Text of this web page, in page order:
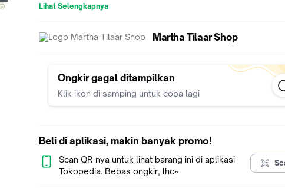
Dengan Centella Asiatica Extract dan Salicyclic Acid.
Asiatica Extract (Ekstrak Pegagan) dan Sulfur untuk membantu
membantu mengurangi jerawat serta merawat kulit
secara intensif.
Rasakan Manfaat Pegagan pada Rangkaian Sariayu Acne Care
Pegagan berperan penting dalam mengurangi tanda-tanda
signifikan pada peningkatan kekencangan dan elastisitas kulit
sering digunakan untuk membantu mencegah terjadinya
mark pada ibu hamil. Pegagan sering digunakan untuk
berjerawat karena memiliki sifat antibakteri terhadap bakteri
Lihat Selengkapnya
Martha Tilaar Shop
Ongkir gagal ditampilkan
Klik ikon di samping untuk coba lagi
Beli di aplikasi, makin banyak promo!
Scan QR-nya untuk lihat barang ini di aplikasi
Tokopedia. Bebas ongkir, lho~